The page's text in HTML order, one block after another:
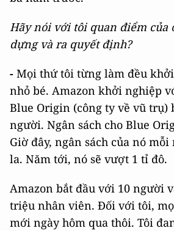
Hãy nói với tôi quan điểm của
dựng và ra quyết định?
- Mọi thứ tôi từng làm đều
nhỏ bé. Amazon khởi nghiệp
Blue Origin (công ty về vũ trụ)
người. Ngân sách cho Blue
Giờ đây, ngân sách của nó
la. Năm tới, nó sẽ vượt 1 tỉ đô.
Amazon bắt đầu với 10 người
triệu nhân viên. Đối với tôi,
mới ngày hôm qua thôi. Tôi